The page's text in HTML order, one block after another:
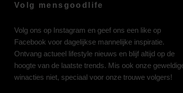
Volg mensgoodlife
Volg ons op Instagram en geef ons een like op
Facebook voor dagelijkse mannelijke inspiratie.
Ontvang actueel lifestyle nieuws en blijf altijd op de
hoogte van de laatste trends. Mis ook onze
winacties niet, speciaal voor onze trouwe volgers!